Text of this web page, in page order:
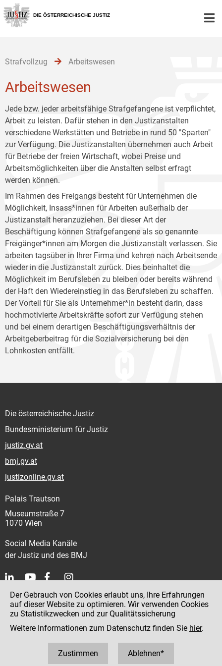
Zur
Hauptnavigation
[1]
Zum
Inhalt
[2]
Zum
Untermenü
[3]
DIE ÖSTERREICHISCHE JUSTIZ
Strafvollzug Arbeitswesen
Arbeitswesen
Jede bzw. jeder arbeitsfähige Strafgefangene ist verpflichtet,
Arbeit zu leisten. Dafür stehen in den Justizanstalten
verschiedene Werkstätten und Betriebe in rund 50 "Sparten"
zur Verfügung. Die Justizanstalten übernehmen auch Arbeit
für Betriebe der freien Wirtschaft, wobei Preise und
Arbeitsmöglichkeiten über die Anstalten selbst erfragt
werden können.
Im Rahmen des Freigangs besteht für Unternehmen die
Möglichkeit, Insass*innen für Arbeiten außerhalb der
Justizanstalt heranzuziehen. Bei dieser Art der
Beschäftigung können Strafgefangene als so genannte
Freigänger*innen am Morgen die Justizanstalt verlassen. Sie
arbeiten tagsüber in Ihrer Firma und kehren nach Arbeitsende
wieder in die Justizanstalt zurück. Dies beinhaltet die
Möglichkeit im Berufsleben zu bleiben oder bereits während
der Haft den Wiedereinstieg in das Berufsleben zu schaffen.
Der Vorteil für Sie als Unternehmer*in besteht darin, dass
hochmotivierte Arbeitskräfte sofort zur Verfügung stehen
und bei einem derartigen Beschäftigungsverhältnis der
Arbeitgeberbeitrag für die Sozialversicherung bei den
Lohnkosten entfällt.
Die österreichische Justiz
Bundesministerium für Justiz
justiz.gv.at
bmj.gv.at
justizonline.gv.at
Palais Trautson
Museumstraße 7
1070 Wien
Social Media Kanäle
der Justiz und des BMJ
Kontakt
Impressum
Datenschutz
Hinweisgeber:innenplattform (für Mitarbeiter:innen)
Der Gebrauch von Cookies erlaubt uns, Ihre Erfahrungen
auf dieser Website zu optimieren. Wir verwenden Cookies
zu Statistikzwecken und zur Qualitätssicherung
Weitere Informationen zum Datenschutz finden Sie hier.
Zustimmen Ablehnen*